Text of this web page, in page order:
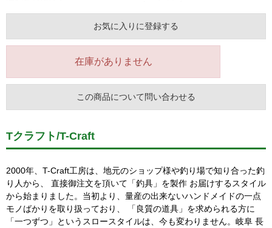
お気に入りに登録する
在庫がありません
この商品について問い合わせる
Tクラフト/T-Craft
2000年、T-Craft工房は、地元のショップ様や釣り場で知り合った釣
り人から、 直接御注文を頂いて「釣具」を製作 お届けするスタイル
から始まりました。当初より、量産の出来ないハンドメイドの一点
モノばかりを取り扱っており、 「良質の道具」を求められる方に
「一つずつ」というスロースタイルは、今も変わりません。岐阜 長